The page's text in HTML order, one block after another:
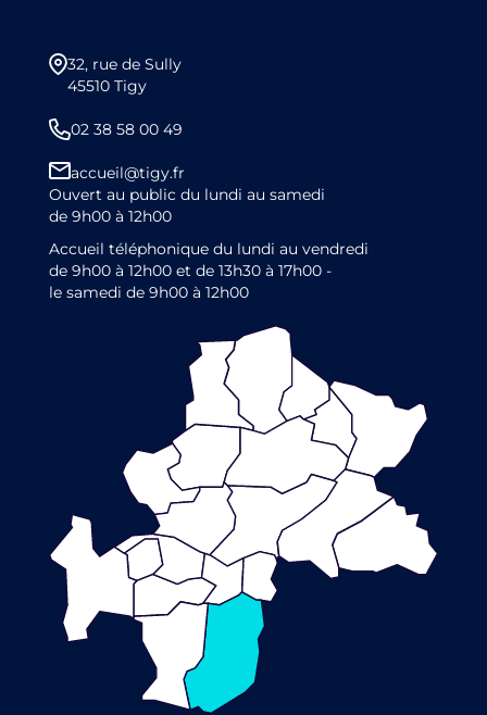
32, rue de Sully
45510 Tigy
02 38 58 00 49
accueil@tigy.fr
Ouvert au public du lundi au samedi
de 9h00 à 12h00
Accueil téléphonique du lundi au vendredi
de 9h00 à 12h00 et de 13h30 à 17h00 -
le samedi de 9h00 à 12h00